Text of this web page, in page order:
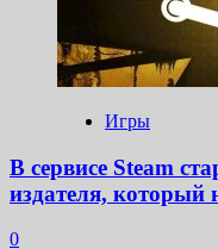
Игры
В сервисе Steam
издателя, который
0